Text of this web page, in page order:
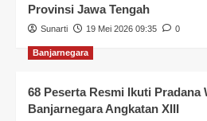
Provinsi Jawa Tengah
Sunarti 19 Mei 2026 09:35 0
Banjarnegara
68 Peserta Resmi Ikuti Pradana
Banjarnegara Angkatan XIII